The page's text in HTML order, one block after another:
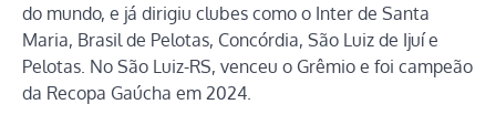
do mundo, e já dirigiu clubes como o Inter de Santa
Maria, Brasil de Pelotas, Concórdia, São Luiz de Ijuí e
Pelotas. No São Luiz-RS, venceu o Grêmio e foi campeão
da Recopa Gaúcha em 2024.